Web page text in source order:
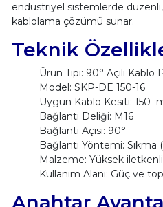
endüstriyel sistemlerde
kablolama çözümü sunar.
Teknik
Ürün Tipi: 90° Açılı Kablo
Model: SKP-DE 150-16
Uygun Kablo Kesiti: 150
Bağlantı Deliği: M16
Bağlantı Açısı: 90°
Bağlantı Yöntemi: Sıkma
Malzeme: Yüksek
Kullanım Alanı: Güç ve
Anahtar